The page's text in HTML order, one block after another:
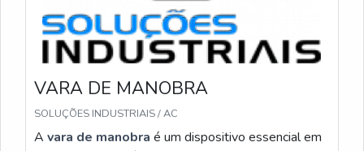
isolante e travas telescópicas. Registro medições
com detector portátil antes de qualquer aproximação
e mantenho distância de segurança definida pela
concessionária.
Durante a operação eu executo aterramento
temporário apenas após confirmar ausência de tensão
pelo detector e seguir sequência: conexão ao
VARA DE MANOBRA
SOLUÇÕES INDUSTRIAIS / AC
A vara de manobra é um dispositivo essencial em